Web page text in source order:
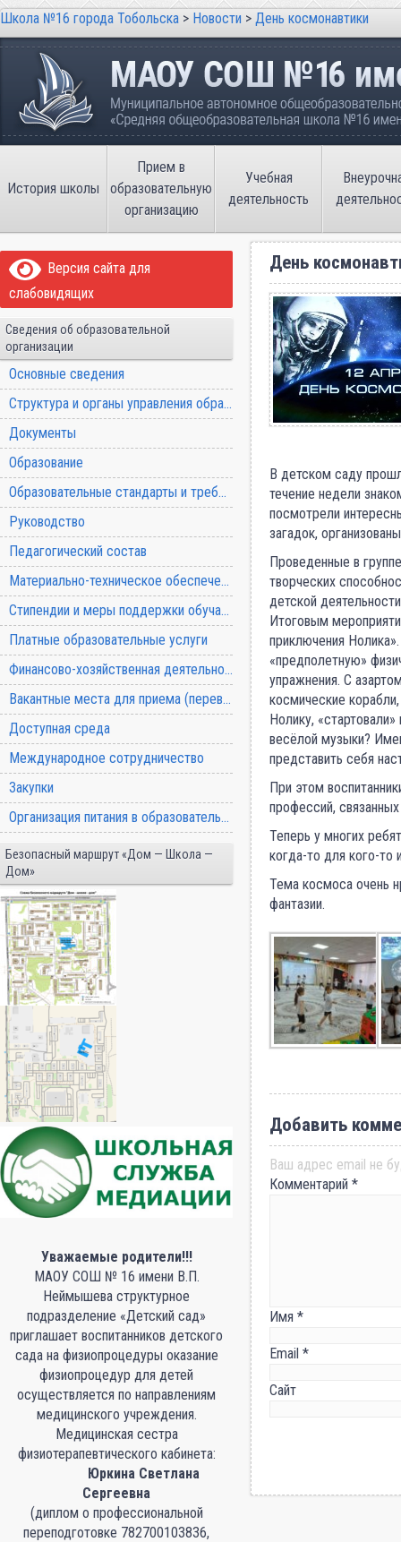
Школа №16 города Тобольска > Новости > День космонавтики
Школа №16 города Тобольска
Муниципальное автономное
имени В.П. Неймышева
История школы
Прием в
образовательную
организацию
Учебная
деятельность
Версия сайта для
слабовидящих
Сведения об образовательной
организации
Основные сведения
Структура и органы управления образовательной организацией
Документы
Образование
Образовательные стандарты и требования
Руководство
Педагогический состав
Материально-техническое обеспечение и оснащенность образовательного процесса
Стипендии и меры поддержки обучающихся
Платные образовательные услуги
Финансово-хозяйственная деятельность
Вакантные места для приема (перевода) обучающихся
Доступная среда
Международное сотрудничество
Закупки
Организация питания в образовательной организации
Безопасный маршрут «Дом — Школа —
Дом»
Уважаемые родители!!!
МАОУ СОШ № 16 имени В.П.
Неймышева структурное
подразделение «Детский сад»
приглашает воспитанников детского
сада на физиопроцедуры оказание
физиопроцедур для детей
осуществляется по направлениям
медицинского учреждения.
Медицинская сестра
физиотерапевтического кабинета:
Юркина Светлана
Сергеевна
(диплом о профессиональной
переподготовке 782700103836,
День
В детском саду
течение недели
посмотрели
загадок,
Проведенные в
творческих
детской
Итоговым
приключения
«предполетную»
упражнения. С
космические
Нолику,
весёлой музыки?
представить себя
При этом
профессий,
Теперь у многих
когда-то для кого-то
Тема космоса очень
фантазии.
Добавить
Ваш адрес email не
Комментарий *
Имя *
Email *
Сайт